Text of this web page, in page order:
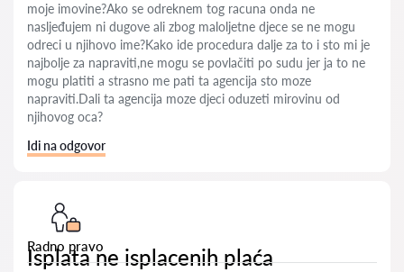
moje imovine?Ako se odreknem tog racuna onda ne
nasljeđujem ni dugove ali zbog maloljetne djece se ne mogu
odreci u njihovo ime?Kako ide procedura dalje za to i sto mi je
najbolje za napraviti,ne mogu se povlačiti po sudu jer ja to ne
mogu platiti a strasno me pati ta agencija sto moze
napraviti.Dali ta agencija moze djeci oduzeti mirovinu od
njihovog oca?
Idi na odgovor
Radno pravo
Isplata ne isplacenih plaća